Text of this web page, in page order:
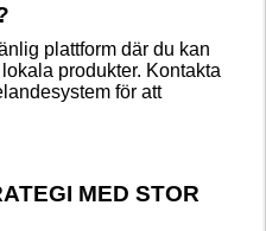
plattform där du kan
produkter. Kontakta
för att
MED STOR